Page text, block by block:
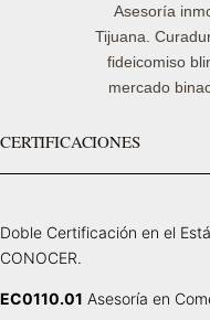
Asesoría
Tijuana.
fideicomiso
mercado
CERTIFICACIONES
Doble Certificación en el
CONOCER.
EC0110.01 Asesoría en